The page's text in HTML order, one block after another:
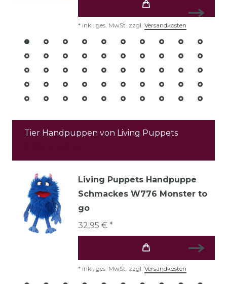
* inkl. ges. MwSt. zzgl. Versandkosten
Tier Handpuppen von Living Puppets
Living Puppets Handpuppe
Schmackes W776 Monster to
go
32,95 € *
* inkl. ges. MwSt. zzgl. Versandkosten